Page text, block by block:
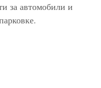
за автомобили и